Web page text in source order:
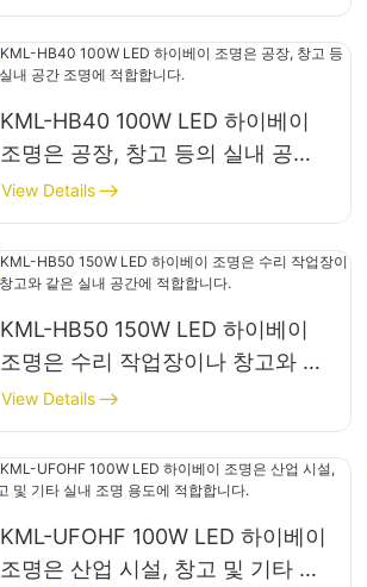
KML-HB40 100W LED 하이베이
조명은 공장, 창고 등의 실내 공간
조명에 적합합니다.
View Details
KML-HB50 150W LED 하이베이
조명은 수리 작업장이나 창고와 같
은 실내 공간에 적합합니다.
View Details
KML-UFOHF 100W LED 하이베이
조명은 산업 시설, 창고 및 기타 실